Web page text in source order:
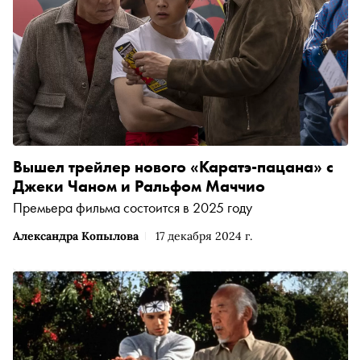
Александра Копылова 17 декабря 2024 г.
Вышел трейлер нового «Каратэ-пацана» с
Джеки Чаном и Ральфом Маччио
Премьера фильма состоится в 2025 году